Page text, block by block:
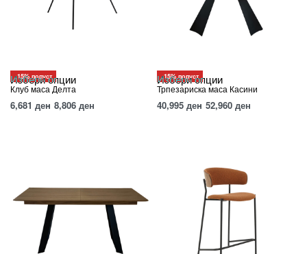
-15% попуст
Избери опции
Клуб маса Делта
6,681 ден 8,806 ден
-15% попуст
Избери опции
Трпезариска маса Касини
40,995 ден 52,960 ден